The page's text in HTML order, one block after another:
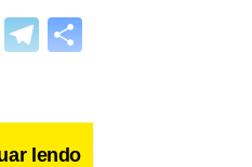
X Telegram
lendo